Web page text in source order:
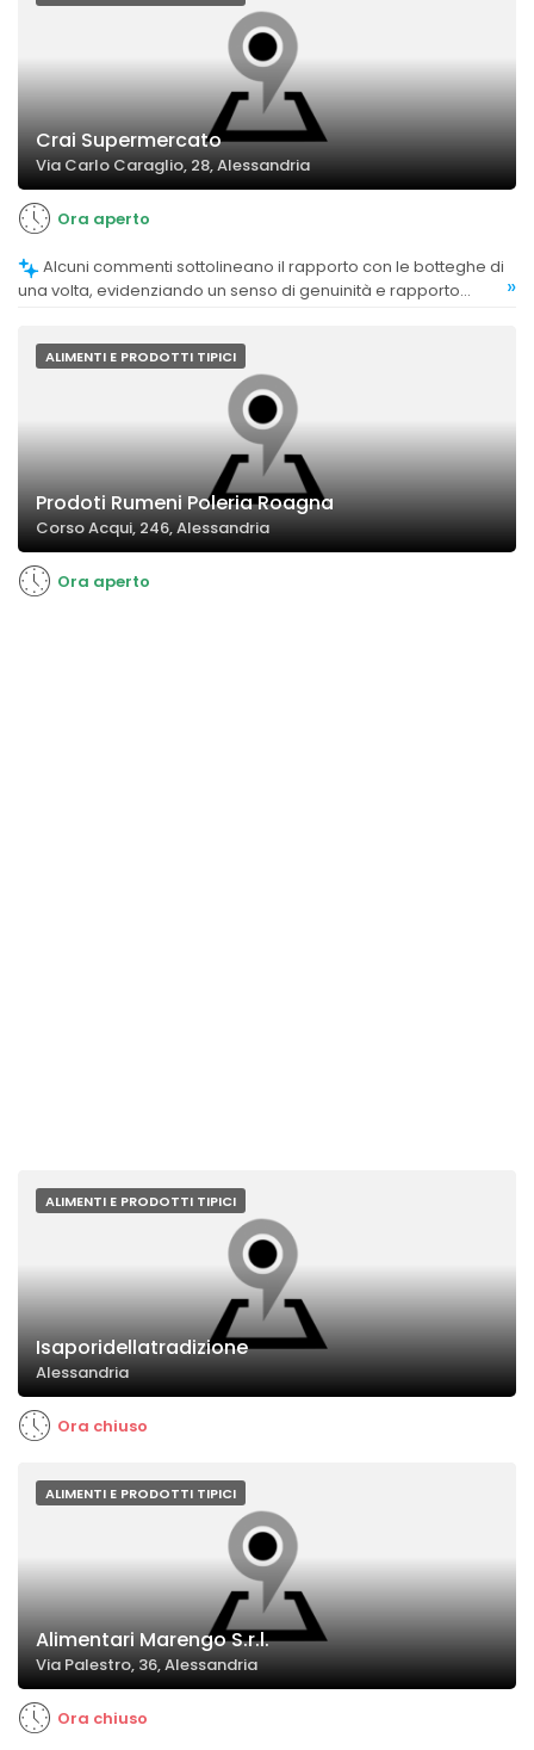
Crai Supermercato
Via Carlo Caraglio, 28, Alessandria
Ora aperto
una volta, evidenziando un senso di genuinità e rapporto
»
ALIMENTI E PRODOTTI TIPICI
Prodoti Rumeni Poleria Roagna
Corso Acqui, 246, Alessandria
Ora aperto
ALIMENTI E PRODOTTI TIPICI
Isaporidellatradizione
Alessandria
Ora chiuso
ALIMENTI E PRODOTTI TIPICI
Alimentari Marengo S.r.l.
Via Palestro, 36, Alessandria
Ora chiuso